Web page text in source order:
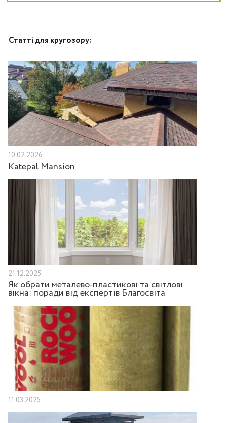
Статті для кругозору:
10.02.2026
Katepal Mansion
21.12.2025
Як обрати металево-пластикові та світлові
вікна: поради від експертів Благосвіта
11.03.2025